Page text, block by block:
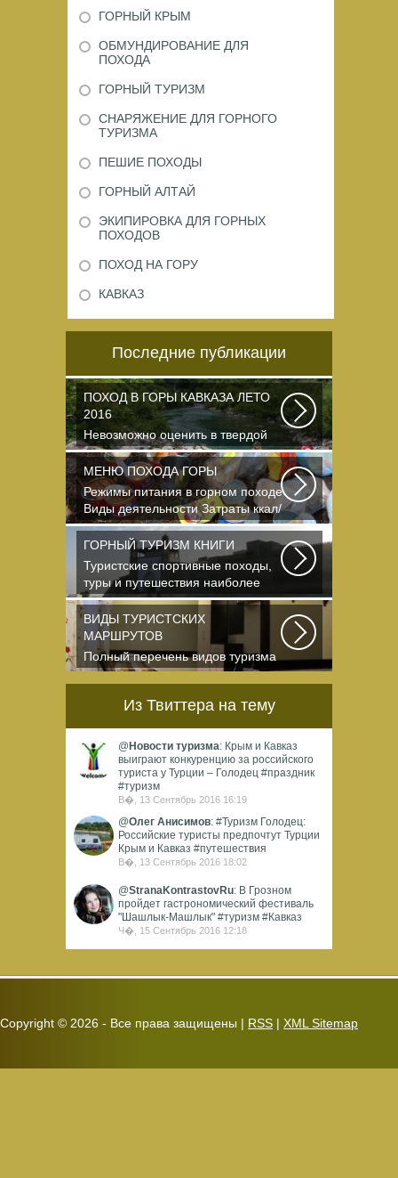
ГОРНЫЙ КРЫМ
ОБМУНДИРОВАНИЕ ДЛЯ
ПОХОДА
ГОРНЫЙ ТУРИЗМ
СНАРЯЖЕНИЕ ДЛЯ ГОРНОГО
ТУРИЗМА
ПЕШИЕ ПОХОДЫ
ГОРНЫЙ АЛТАЙ
ЭКИПИРОВКА ДЛЯ ГОРНЫХ
ПОХОДОВ
ПОХОД НА ГОРУ
КАВКАЗ
Последние публикации
ПОХОД В ГОРЫ КАВКАЗА ЛЕТО
2016
Невозможно оценить в твердой
валюте то ощущение свободы и
вневременности...
МЕНЮ ПОХОДА ГОРЫ
Режимы питания в горном походе
Виды деятельности Затраты ккал/
час жен (55+15)...
ГОРНЫЙ ТУРИЗМ КНИГИ
Туристские спортивные походы,
туры и путешествия наиболее
полно и органично...
ВИДЫ ТУРИСТСКИХ
МАРШРУТОВ
Полный перечень видов туризма
официально
классифицированных...
Из Твиттера на тему
@ Новости туризма: Крым и Кавказ
выиграют конкуренцию за российского
туриста у Турции – Голодец #праздник
#туризм
В�, 13 Сентябрь 2016 16:19
@Олег Анисимов: #Туризм Голодец:
Российские туристы предпочтут Турции
Крым и Кавказ #путешествия
В�, 13 Сентябрь 2016 18:02
@StranaKontrastovRu: В Грозном
пройдет гастрономический фестиваль
"Шашлык-Машлык" #туризм #Кавказ
Ч�, 15 Сентябрь 2016 12:18
Copyright © 2026 - Все права защищены | RSS | XML Sitemap